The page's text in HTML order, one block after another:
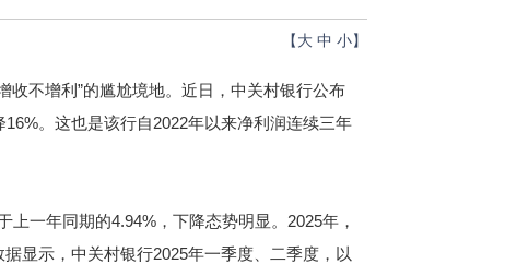
【 大 中 小】
不增利”的尴尬境地。近日，中关村银行公布
。这也是该行自2022年以来净利润连续三年
一年同期的4.94%，下降态势明显。2025年，
显示，中关村银行2025年一季度、二季度，以